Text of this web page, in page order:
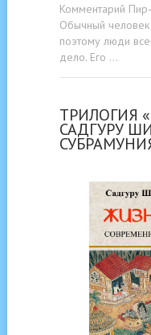
Комментарий
Обычный человек
поэтому люди
дело. Его …
ТРИЛОГИЯ
САДГУРУ